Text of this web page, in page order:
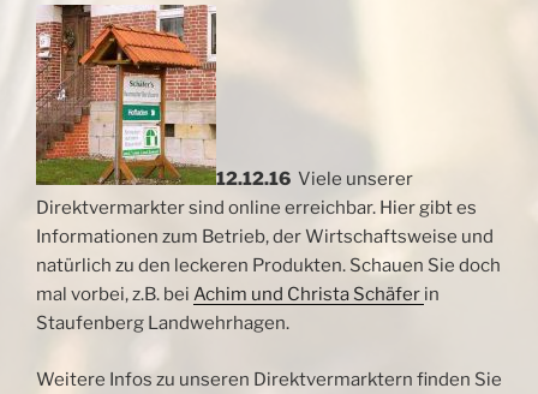
12.12.16 Viele unserer
Direktvermarkter sind online erreichbar. Hier gibt es
Informationen zum Betrieb, der Wirtschaftsweise und
natürlich zu den leckeren Produkten. Schauen Sie doch
mal vorbei, z.B. bei Achim und Christa Schäfer in
Staufenberg Landwehrhagen.
Weitere Infos zu unseren Direktvermarktern finden Sie